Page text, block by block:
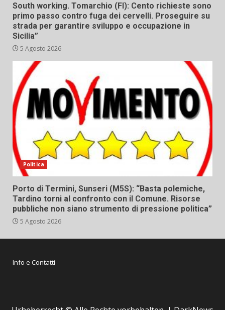
South working. Tomarchio (FI): Cento richieste sono
primo passo contro fuga dei cervelli. Proseguire su
strada per garantire sviluppo e occupazione in
Sicilia”
5 Agosto 2026
Politica
Porto di Termini, Sunseri (M5S): “Basta polemiche,
Tardino torni al confronto con il Comune. Risorse
pubbliche non siano strumento di pressione politica”
5 Agosto 2026
Info e Contatti